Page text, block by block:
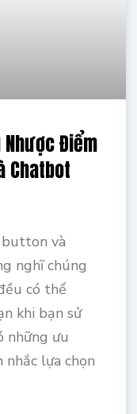
Nhược Điểm
Chatbot
và
nghĩ chúng
có thể
khi bạn sử
những ưu
nhắc lựa chọn